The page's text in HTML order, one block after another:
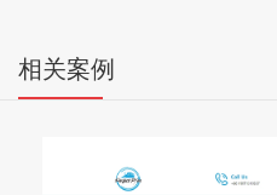
相关案例